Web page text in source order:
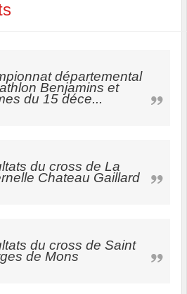
Benjamins et
du 15 déce...
Chateau Gaillard
de Mons